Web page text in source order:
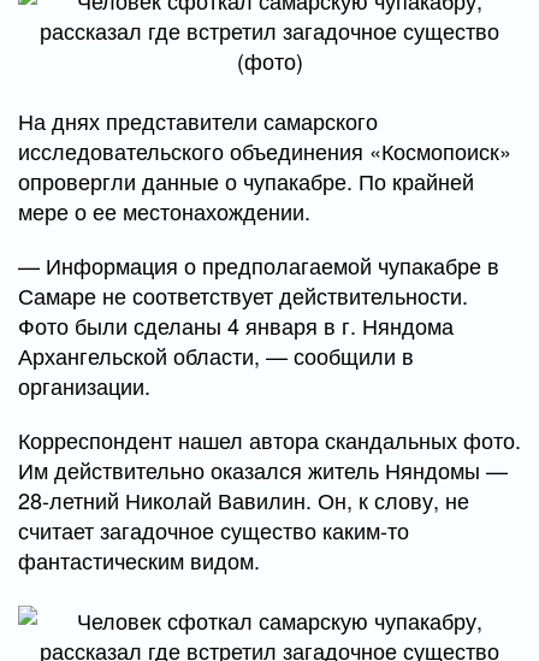
На днях представители самарского
исследовательского объединения «Космопоиск»
опровергли данные о чупакабре. По крайней
мере о ее местонахождении.
— Информация о предполагаемой чупакабре в
Самаре не соответствует действительности.
Фото были сделаны 4 января в г. Няндома
Архангельской области, — сообщили в
организации.
Корреспондент нашел автора скандальных фото.
Им действительно оказался житель Няндомы —
28-летний Николай Вавилин. Он, к слову, не
считает загадочное существо каким-то
фантастическим видом.